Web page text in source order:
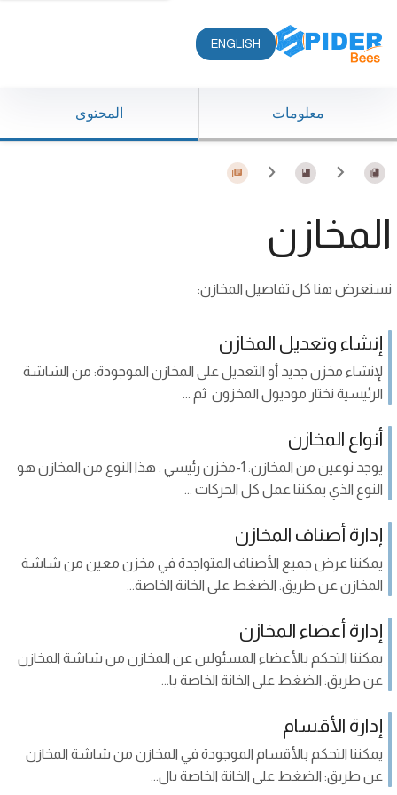
ENGLISH
معلومات المحتوى
المخازن
نستعرض هنا كل تفاصيل المخازن:
إنشاء وتعديل المخازن
لإنشاء مخزن جديد أو التعديل على المخازن الموجودة: من الشاشة
الرئيسية نختار موديول المخزون ثم ...
أنواع المخازن
يوجد نوعين من المخازن: 1-مخزن رئيسي : هذا النوع من المخازن هو
النوع الذي يمكننا عمل كل الحركات ...
إدارة أصناف المخازن
يمكننا عرض جميع الأصناف المتواجدة في مخزن معين من شاشة
المخازن عن طريق: الضغط على الخانة الخاصة...
إدارة أعضاء المخازن
يمكننا التحكم بالأعضاء المسئولين عن المخازن من شاشة المخازن
عن طريق: الضغط على الخانة الخاصة با...
إدارة الأقسام
يمكننا التحكم بالأقسام الموجودة في المخازن من شاشة المخازن
عن طريق: الضغط على الخانة الخاصة بال...